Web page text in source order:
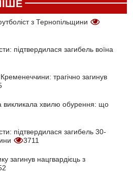
з Тернопільщини
підтвердилася загибель воїна
трагічно загинув
викликала хвилю обурення: що
підтвердилася загибель 30-
3711
загинув нацгвардієць з